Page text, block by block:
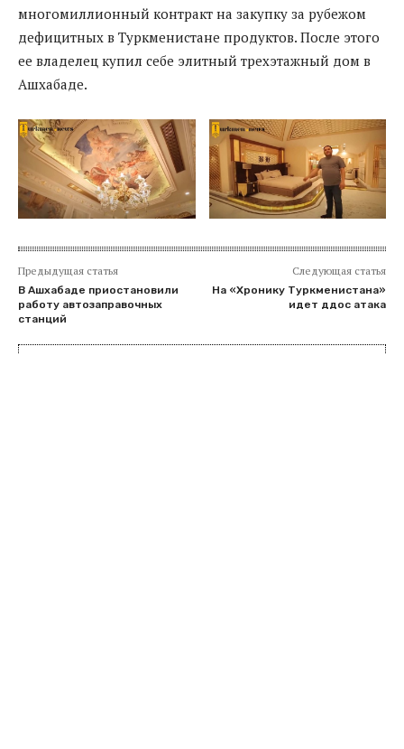
многомиллионный контракт на закупку за рубежом
дефицитных в Туркменистане продуктов. После этого
ее владелец купил себе элитный трехэтажный дом в
Ашхабаде.
Предыдущая статья
В Ашхабаде приостановили
работу автозаправочных
станций
Следующая статья
На «Хронику Туркменистана»
идет ддос атака